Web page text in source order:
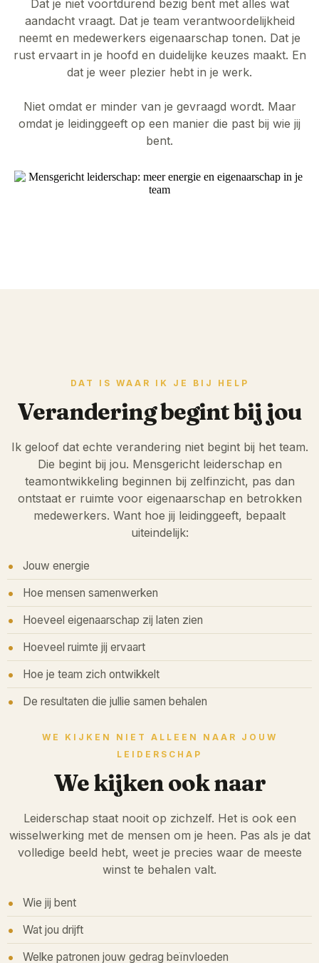
Dat je niet voortdurend bezig bent met alles wat
aandacht vraagt. Dat je team verantwoordelijkheid
neemt en medewerkers eigenaarschap tonen. Dat je
rust ervaart in je hoofd en duidelijke keuzes maakt. En
dat je weer plezier hebt in je werk.
Niet omdat er minder van je gevraagd wordt. Maar
omdat je leidinggeeft op een manier die past bij wie jij
bent.
DAT IS WAAR IK JE BIJ HELP
Verandering begint bij jou
Ik geloof dat echte verandering niet begint bij het team.
Die begint bij jou. Mensgericht leiderschap en
teamontwikkeling beginnen bij zelfinzicht, pas dan
ontstaat er ruimte voor eigenaarschap en betrokken
medewerkers. Want hoe jij leidinggeeft, bepaalt
uiteindelijk:
Jouw energie
Hoe mensen samenwerken
Hoeveel eigenaarschap zij laten zien
Hoeveel ruimte jij ervaart
Hoe je team zich ontwikkelt
De resultaten die jullie samen behalen
WE KIJKEN NIET ALLEEN NAAR JOUW
LEIDERSCHAP
We kijken ook naar
Leiderschap staat nooit op zichzelf. Het is ook een
wisselwerking met de mensen om je heen. Pas als je dat
volledige beeld hebt, weet je precies waar de meeste
winst te behalen valt.
Wie jij bent
Wat jou drijft
Welke patronen jouw gedrag beïnvloeden